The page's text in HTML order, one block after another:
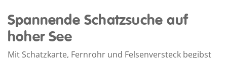
Spannende Schatzsuche auf
hoher See
Mit Schatzkarte, Fernrohr und Felsenversteck begibst